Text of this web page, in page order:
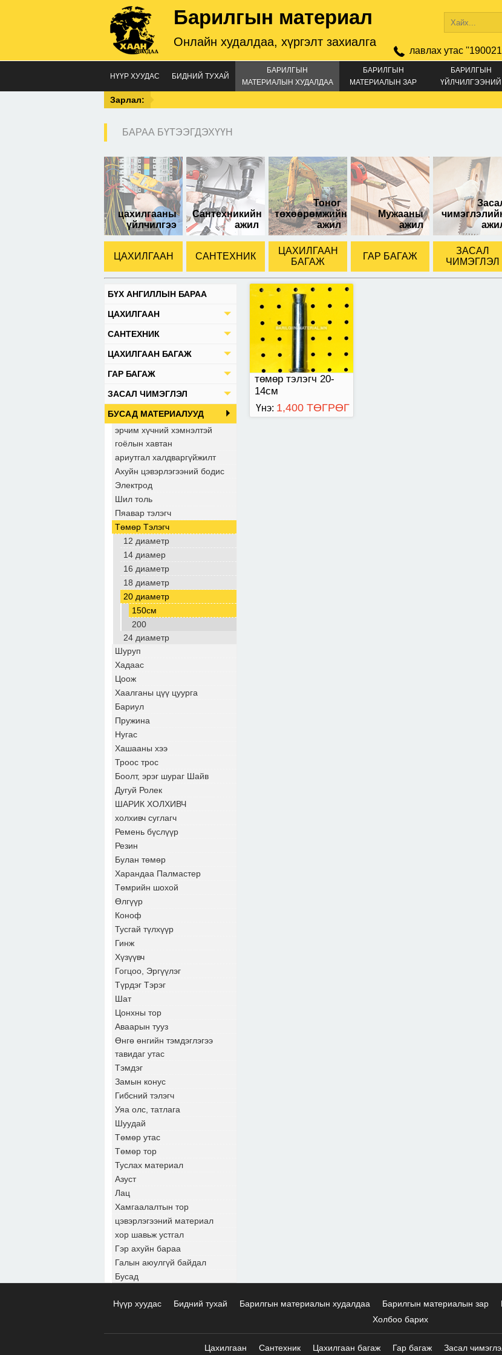
Барилгын материал
Онлайн худалдаа, хүргэлт захиалга
лавлах утас
НҮҮР ХУУДАС БИДНИЙ ТУХАЙ
БАРИЛГЫН
МАТЕРИАЛЫН ХУДАЛДАА
БАРИЛГЫН
МАТЕРИАЛЫН ЗАР
БАРИЛГЫН
ҮЙЛЧИЛГЭЭНИЙ
Зарлал:
БАРАА БҮТЭЭГДЭХҮҮН
цахилгааны
үйлчилгээ
Сантехникийн
ажил
Тоног
төхөөрөмжийн
ажил
Мужааны
ажил
ЦАХИЛГААН САНТЕХНИК
ЦАХИЛГААН
БАГАЖ
ГАР БАГАЖ
ЗАСАЛ
ЧИМЭГЛЭЛ
БҮХ АНГИЛЛЫН БАРАА
ЦАХИЛГААН
САНТЕХНИК
ЦАХИЛГААН БАГАЖ
ГАР БАГАЖ
ЗАСАЛ ЧИМЭГЛЭЛ
БУСАД МАТЕРИАЛУУД
эрчим хүчний хэмнэлтэй
гоёлын хавтан
ариутгал халдваргүйжилт
Ахуйн цэвэрлэгээний бодис
Электрод
Шил толь
Пяавар тэлэгч
Төмөр Тэлэгч
12 диаметр
14 диамер
16 диаметр
18 диаметр
20 диаметр
150см
200
24 диаметр
Шуруп
Хадаас
Цоож
Хаалганы цүү цуурга
Бариул
Пружина
Нугас
Хашааны хээ
Троос трос
Боолт, эрэг шураг Шайв
Дугуй Ролек
ШАРИК ХОЛХИВЧ
холхивч суглагч
Ремень бүслүүр
Резин
Булан төмөр
Харандаа Палмастер
Төмрийн шохой
Өлгүүр
Коноф
Тусгай түлхүүр
Гинж
Хүзүүвч
Гогцоо, Эргүүлэг
Түрдэг Тэрэг
Шат
Цонхны тор
Аваарын тууз
Өнгө өнгийн тэмдэглэгээ
тавидаг утас
Тэмдэг
Замын конус
Гибсний тэлэгч
Уяа олс, татлага
Шуудай
Төмөр утас
Төмөр тор
Туслах материал
Азуст
Лац
Хамгаалалтын тор
цэвэрлэгээний материал
хор шавьж устгал
Гэр ахуйн бараа
Галын аюулгүй байдал
Бусад
төмөр тэлэгч 20-
14см
төмөр тэлэгч 20-14см
Үнэ: 1,400 ТӨГРӨГ
Нүүр хуудас Бидний тухай Барилгын материалын худалдаа Барилгын материалын зар
Холбоо барих
Цахилгаан Сантехник Цахилгаан багаж Гар багаж Засал